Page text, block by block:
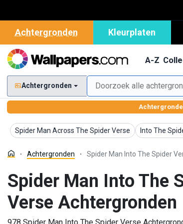
Achtergronden Kleurplaten
A-Z
Achtergronden
Spider Man Across The Spider Verse
Achtergronden Into The
Achtergronden Spider Man Into The Spider
Spider Man Into The
Verse Achtergronden